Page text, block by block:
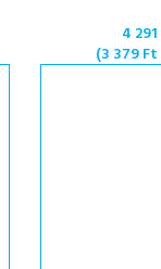
4 291
(3 379Ft